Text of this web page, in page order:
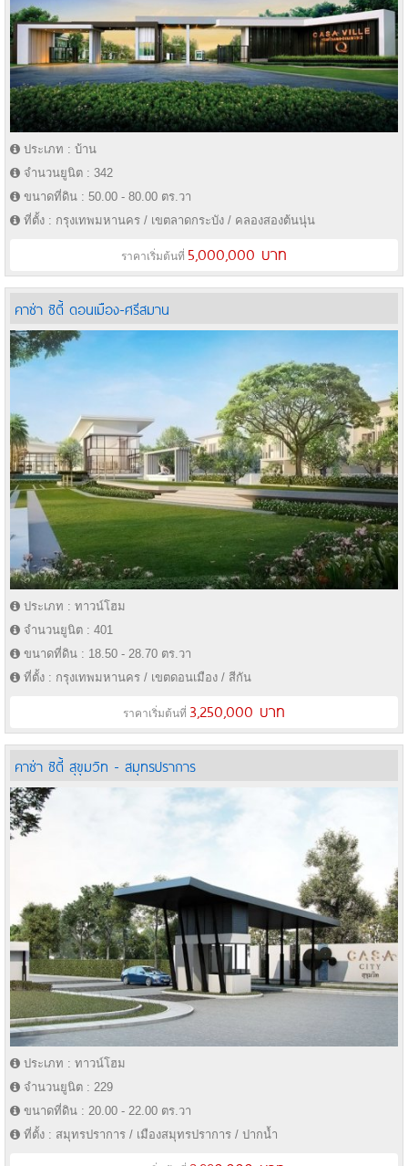
ประเภท : บ้าน
จำนวนยูนิต : 342
ขนาดที่ดิน : 50.00 - 80.00 ตร.วา
ที่ตั้ง : กรุงเทพมหานคร / เขตลาดกระบัง / คลองสองต้นนุ่น
ราคาเริ่มต้นที่ 5,000,000 บาท
คาซ่า ซิตี้ ดอนเมือง-ศรีสมาน
ประเภท : ทาวน์โฮม
จำนวนยูนิต : 401
ขนาดที่ดิน : 18.50 - 28.70 ตร.วา
ที่ตั้ง : กรุงเทพมหานคร / เขตดอนเมือง / สีกัน
ราคาเริ่มต้นที่ 3,250,000 บาท
คาซ่า ซิตี้ สุขุมวิท - สมุทรปราการ
ประเภท : ทาวน์โฮม
จำนวนยูนิต : 229
ขนาดที่ดิน : 20.00 - 22.00 ตร.วา
ที่ตั้ง : สมุทรปราการ / เมืองสมุทรปราการ / ปากน้ำ